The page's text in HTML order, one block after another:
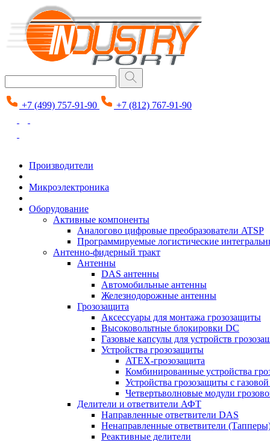
+7 (499) 757-91-90 +7 (812) 767-91-90
Производители
Микроэлектроника
Оборудование
Активные компоненты
Аналогово цифровые преобразователи ATSP
Программируемые логистические
Антенно-фидерный тракт
Антенны
DAS антенны
Автомобильные антенны
Железнодорожные антенны
Грозозащита
Аксессуары для монтажа грозозащиты
Высоковольтные блокировки DC
Газовые капсулы для устройств
Устройства грозозащиты
ATEX-грозозащита
Комбинированные устройства
Устройства грозозащиты с
Четвертьволновые модули
Делители и ответвители АФТ
Направленные ответвители DAS
Ненаправленные ответвители
Реактивные делители